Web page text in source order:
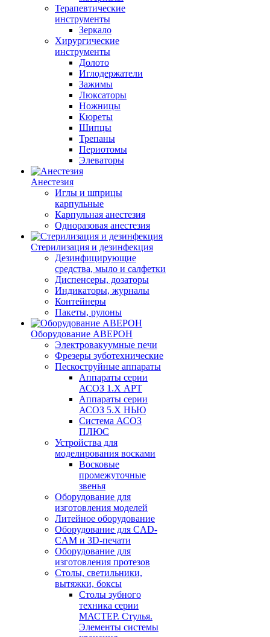
Терапевтические
инструменты
Зеркало
Хирургические
инструменты
Долото
Иглодержатели
Зажимы
Люксаторы
Ножницы
Кюреты
Шипцы
Трепаны
Периотомы
Элеваторы
Анестезия
Иглы и шприцы
карпульные
Карпульная анестезия
Одноразовая анестезия
Стерилизация и дезинфекция
Дезинфицирующие
средства, мыло и салфетки
Диспенсеры, дозаторы
Индикаторы, журналы
Контейнеры
Пакеты, рулоны
Оборудование АВЕРОН
Электровакуумные печи
Фрезеры зуботехнические
Пескоструйные аппараты
Аппараты серии
АСОЗ 1.Х АРТ
Аппараты серии
АСОЗ 5.Х НЬЮ
Система АСОЗ
ПЛЮС
Устройства для
моделирования восками
Восковые
промежуточные
звенья
Оборудование для
изготовления моделей
Литейное оборудование
Оборудование для CAD-
CAM и 3D-печати
Оборудование для
изготовления протезов
Cтолы, светильники,
вытяжки, боксы
Столы зубного
техника серии
МАСТЕР. Стулья.
Элементы системы